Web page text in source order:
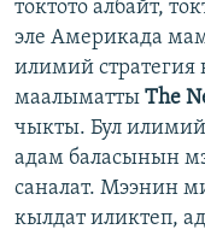
токтото албайт,
эле Америкада
илимий стратегия
маалыматты The
чыкты. Бул
адам баласынын
саналат. Мээнин
кылдат иликтеп,